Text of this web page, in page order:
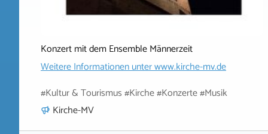
Konzert mit dem Ensemble Männerzeit
Weitere Informationen unterwww.kirche-mv.de
#Kultur & Tourismus #Kirche #Konzerte #Musik
Kirche-MV